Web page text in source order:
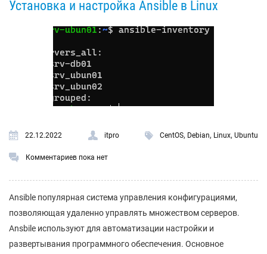
Установка и настройка Ansible в Linux
22.12.2022 itpro CentOS, Debian, Linux, Ubuntu
Комментариев пока нет
Ansible популярная система управления конфигурациями,
позволяющая удаленно управлять множеством серверов.
Ansbile используют для автоматизации настройки и
развертывания программного обеспечения. Основное